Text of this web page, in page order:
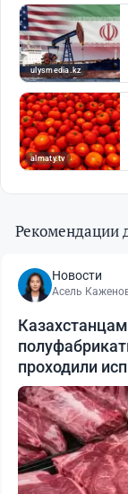
Рекомендации
Новости
Асель
проходили